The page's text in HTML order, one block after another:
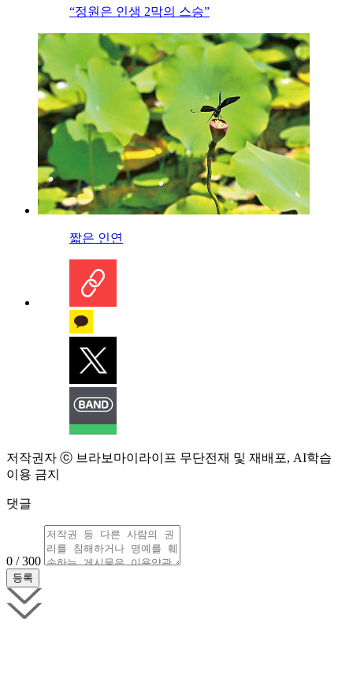
“정원은 인생 2막의 스승”
짧은 인연
저작권자 ⓒ 브라보마이라이프 무단전재 및 재배포, AI학습
이용 금지
댓글
0 / 300